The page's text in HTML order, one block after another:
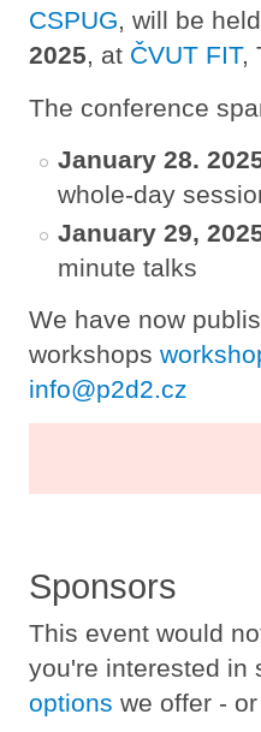
CSPUG, will be
2025, at ČVUT FIT,
The conference
January 28.
whole-day
January 29,
minute talks
We have now
workshops
info@p2d2.cz
Sponsors
This event would
you're interested in
options we offer -